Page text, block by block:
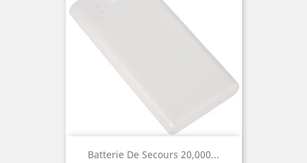
Batterie De Secours 20,000...